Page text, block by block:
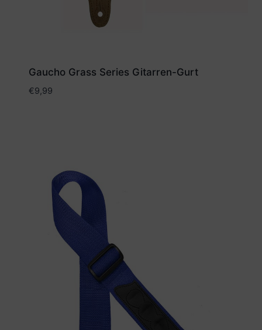
Gaucho Grass Series Gitarren-Gurt
€9,99